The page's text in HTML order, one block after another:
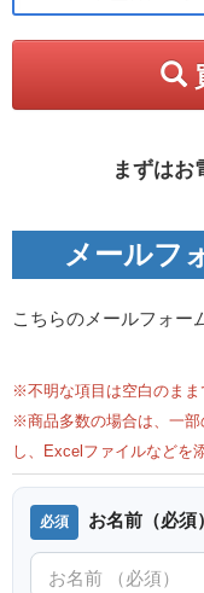
まずはお
メールフ
こちらのメールフォー
※不明な項目は空白のまま
※商品多数の場合は、一
し、Excelファイルなどを
お名前（必須）